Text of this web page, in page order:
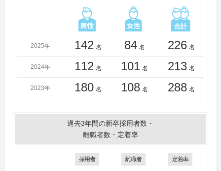
東京国際大学、東京情報大学、東京女子体育大学、東京
造形大学、東京電機大学、東京農業大学、東北学院大
学、東洋大学、東洋学園大学、鳥取大学、同志社大学、
同志社女子大学、獨協大学、二松学舎大学、日本大学、
教大学、文京学院大学、法政大学、北星学園大学、北海
道科学大学、武庫川女子大学、武蔵大学、武蔵野大学、
武蔵野美術大学、明海大学、明治大学、明治学院大学、
城）、麗澤大学、和歌山大学、和光大学、早稲田大学
＜短大・高専・専門学校＞
大阪成蹊短期大学、大原ビジネス公務員専門学校池袋
校、大原法律公務員専門学校、大原簿記学校、大原簿記
医療秘書公務員専門学校町田校、キャットミュージック
2025年 142 名 84 名 226 名
2024年 112 名 101 名 213 名
2023年 180 名 108 名 288 名
過去3年間の新卒採用者数・
離職者数・定着率
採用者 離職者 定着率